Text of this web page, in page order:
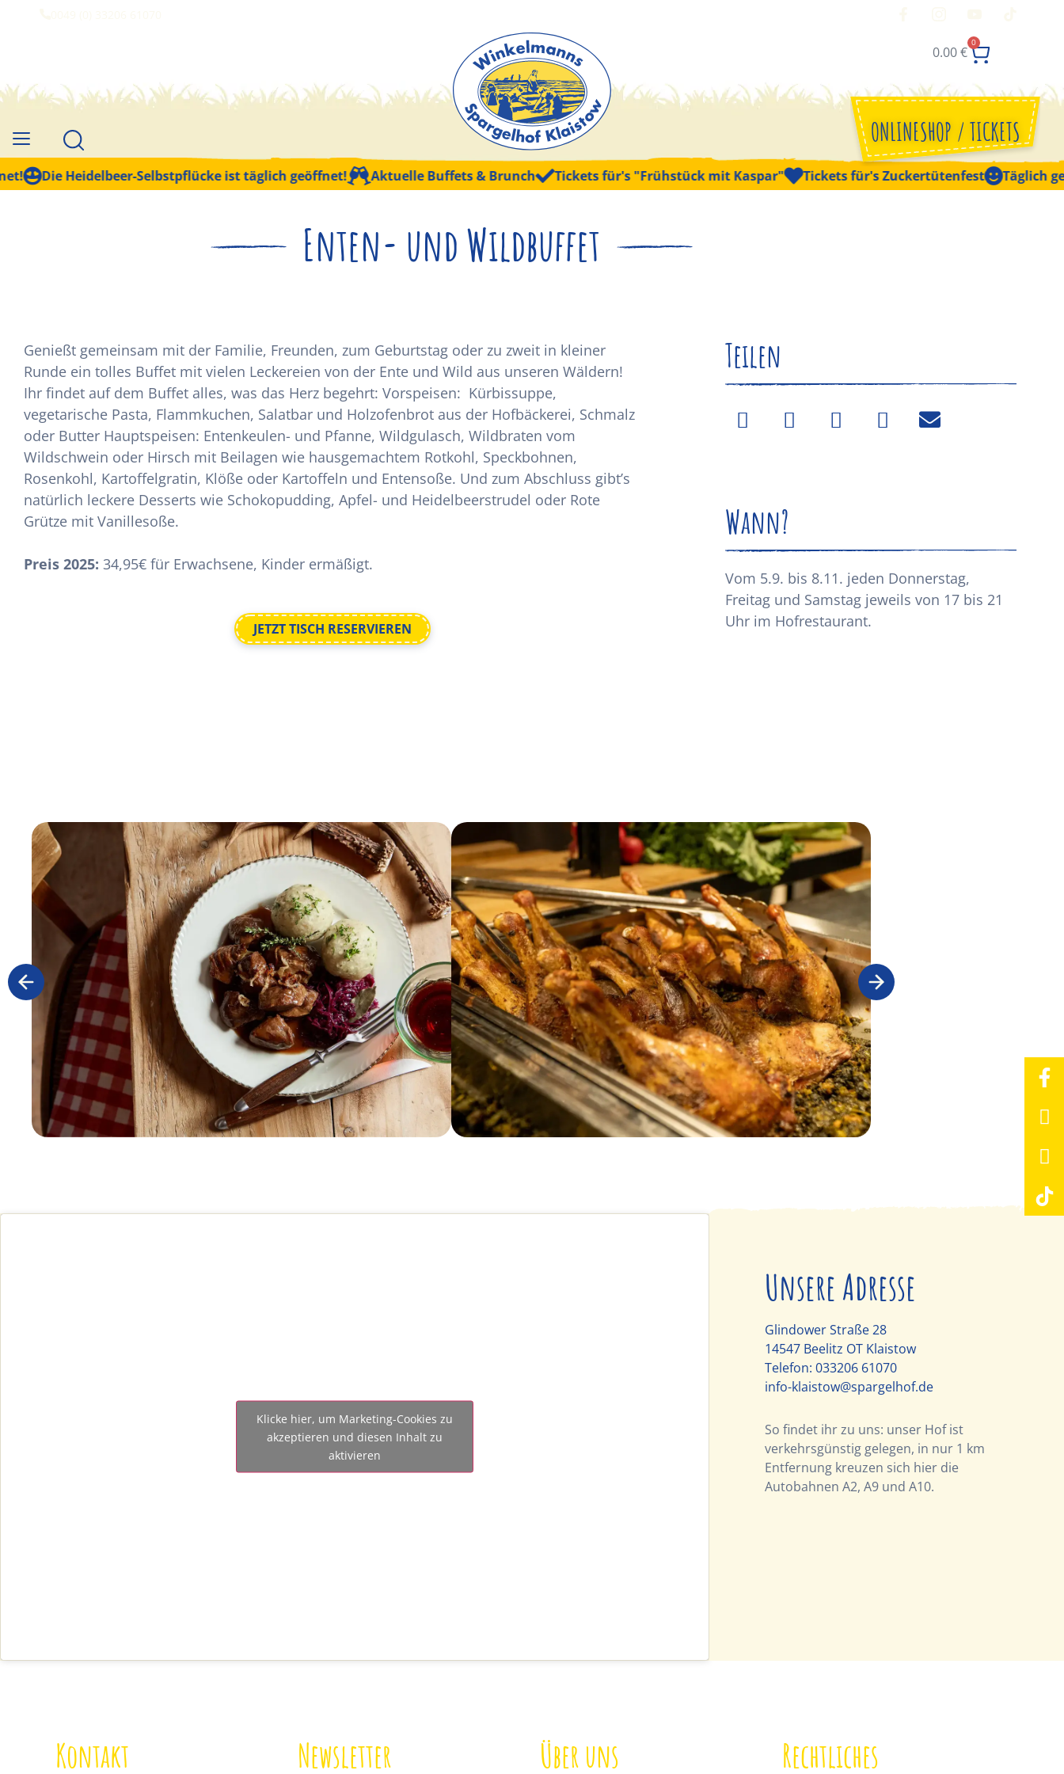
0.00€
0
ONLINESHOP / TICKETS
Die Heidelbeer-Selbstpflücke ist täglich geöffnet! Aktuelle Buffets & Brunch Tickets für's "Frühstück mit Kaspar" Tickets für's Zuckertütenfest Täglich
Enten- und Wildbuffet
Genießt gemeinsam mit der Familie, Freunden, zum Geburtstag oder zu zweit in kleiner
Runde ein tolles Buffet mit vielen Leckereien von der Ente und Wild aus unseren Wäldern!
Ihr findet auf dem Buffet alles, was das Herz begehrt: Vorspeisen: Kürbissuppe,
vegetarische Pasta, Flammkuchen, Salatbar und Holzofenbrot aus der Hofbäckerei, Schmalz
oder Butter Hauptspeisen: Entenkeulen- und Pfanne, Wildgulasch, Wildbraten vom
Wildschwein oder Hirsch mit Beilagen wie hausgemachtem Rotkohl, Speckbohnen,
Rosenkohl, Kartoffelgratin, Klöße oder Kartoffeln und Entensoße. Und zum Abschluss gibt’s
natürlich leckere Desserts wie Schokopudding, Apfel- und Heidelbeerstrudel oder Rote
Grütze mit Vanillesoße.
Preis 2025: 34,95€ für Erwachsene, Kinder ermäßigt.
JETZT TISCH RESERVIEREN
Teilen
Wann?
Vom 5.9. bis 8.11. jeden Donnerstag,
Freitag und Samstag jeweils von 17 bis 21
Uhr im Hofrestaurant.
Klicke hier, um Marketing-Cookies zu
akzeptieren und diesen Inhalt zu
aktivieren
Unsere Adresse
Glindower Straße 28
14547 Beelitz OT Klaistow
Telefon: 033206 61070
info-klaistow@spargelhof.de
So findet ihr zu uns: unser Hof ist
verkehrsgünstig gelegen, in nur 1 km
Entfernung kreuzen sich hier die
Autobahnen A2, A9 und A10.
Kontakt Newsletter Über uns Rechtliches